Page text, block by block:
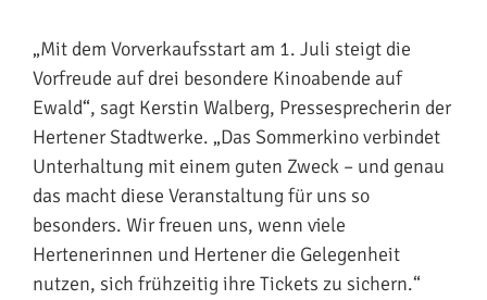
„Mit dem Vorverkaufsstart am 1. Juli steigt die
Vorfreude auf drei besondere Kinoabende auf
Ewald“, sagt Kerstin Walberg, Pressesprecherin der
Hertener Stadtwerke. „Das Sommerkino verbindet
Unterhaltung mit einem guten Zweck – und genau
das macht diese Veranstaltung für uns so
besonders. Wir freuen uns, wenn viele
Hertenerinnen und Hertener die Gelegenheit
nutzen, sich frühzeitig ihre Tickets zu sichern.“